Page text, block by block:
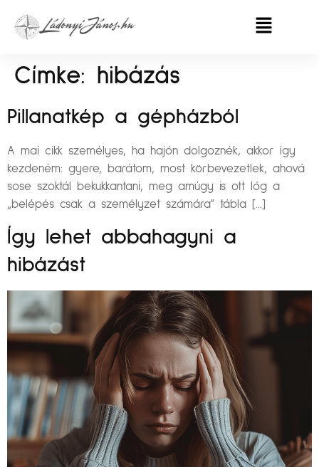
Címke: hibázás
Pillanatkép a gépházból
A mai cikk személyes, ha hajón dolgoznék, akkor így
kezdeném: gyere, barátom, most körbevezetlek, ahová
sose szoktál bekukkantani, meg amúgy is ott lóg a
„belépés csak a személyzet számára” tábla […]
Így lehet abbahagyni a
hibázást